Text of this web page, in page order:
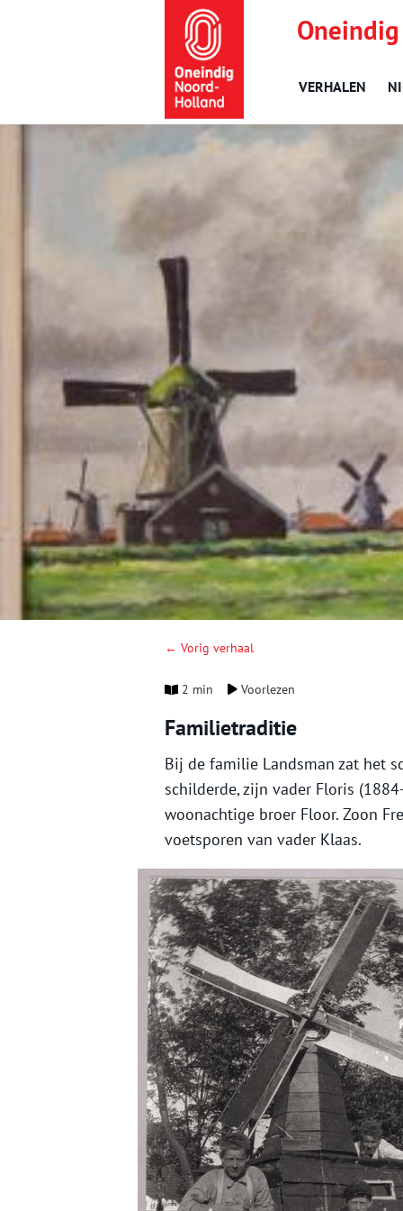
VERHALEN
← Vorig verhaal
2 min Voorlezen
Familietraditie
Bij de familie Landsman zat het
schilderde, zijn vader Floris
woonachtige broer Floor. Zoon
voetsporen van vader Klaas.